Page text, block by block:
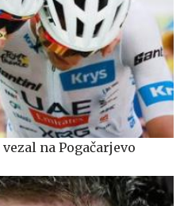
na Pogačarjevo